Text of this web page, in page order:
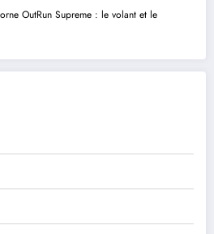
OutRun Supreme : le volant et le